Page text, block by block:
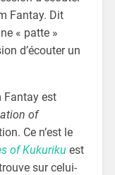
Fantay. Dit
« patte »
d’écouter un
Fantay est
of
Ce n’est le
of Kukurikuest
sur celui-